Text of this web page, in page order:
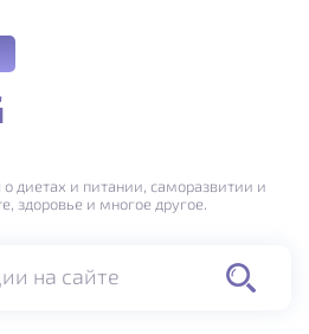
диетах и питании, саморазвитии и
здоровье и многое другое.